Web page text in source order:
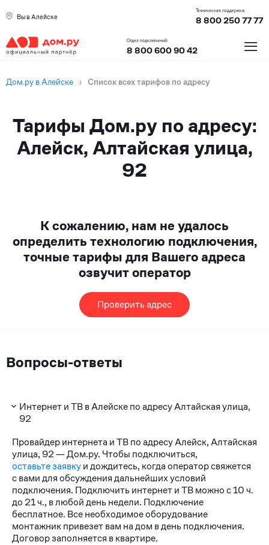
Вы в Алейске
Техническая поддержка:
8 800 250 77 77
Отдел подключений:
8 800 600 90 42 ≡
Дом.ру в Алейске › Список всех тарифов по адресу
Тарифы Дом.ру по адресу:
Алейск, Алтайская улица,
92
К сожалению, нам не удалось
определить технологию подключения,
точные тарифы для Вашего адреса
озвучит оператор
Проверить адрес
Вопросы-ответы
Интернет и ТВ в Алейске по адресу Алтайская улица,
92
Провайдер интернета и ТВ по адресу Алейск, Алтайская
улица, 92 — Дом.ру. Чтобы подключиться,
оставьте заявкуи дождитесь, когда оператор свяжется
с вами для обсуждения дальнейших условий
подключения. Подключить интернет и ТВ можно с 10 ч.
до 21 ч., в любой день недели. Подключение
бесплатное. Все необходимое оборудование
монтажник привезет вам на дом в день подключения.
Договор заполняется в квартире.